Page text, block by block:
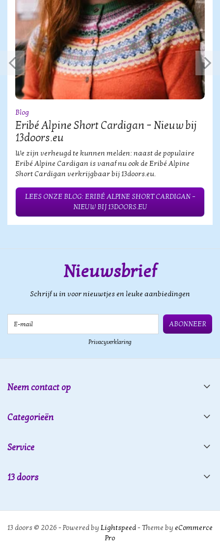
Blog
Eribé Alpine Short Cardigan – Nieuw bij
13doors.eu
We zijn verheugd te kunnen melden: naast de populaire
Eribé Alpine Cardigan is vanaf nu ook de Eribé Alpine
Short Cardigan verkrijgbaar bij 13doors.eu.
LEES ONZE BLOG: ERIBÉ ALPINE SHORT CARDIGAN –
NIEUW BIJ 13DOORS.EU
Nieuwsbrief
Schrijf u in voor nieuwtjes en leuke aanbiedingen
ABONNEER
Privacyverklaring
Neem contact op
Categorieën
Service
13 doors
13 doors © 2026 - Powered by Lightspeed- Theme by eCommerce
Pro